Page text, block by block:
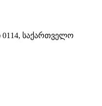
0114, საქართველო